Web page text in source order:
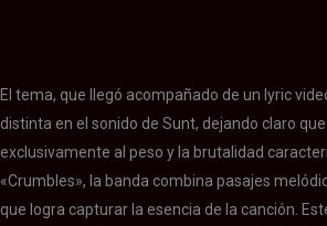
El tema, que llegó acompañado de un lyric
distinta en el sonido de Sunt, dejando claro
exclusivamente al peso y la brutalidad
«Crumbles», la banda combina pasajes
que logra capturar la esencia de la canción.